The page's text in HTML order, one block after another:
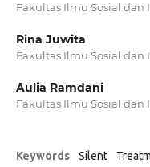
Fakultas Ilmu Sosial
Rina Juwita
Fakultas Ilmu Sosial
Aulia Ramdani
Fakultas Ilmu Sosial
Keywords
Silent